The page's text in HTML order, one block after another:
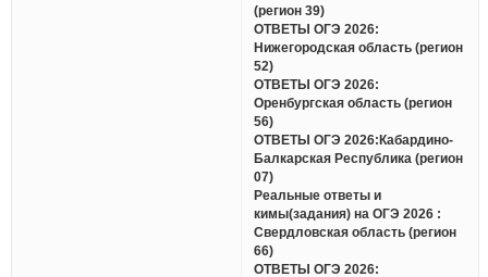
(регион 39)
ОТВЕТЫ ОГЭ 2026:
Нижегородская область (регион
52)
ОТВЕТЫ ОГЭ 2026:
Оренбургская область (регион
56)
ОТВЕТЫ ОГЭ 2026:Кабардино-
Балкарская Республика (регион
07)
Реальные ответы и
кимы(задания) на ОГЭ 2026 :
Свердловская область (регион
66)
ОТВЕТЫ ОГЭ 2026: